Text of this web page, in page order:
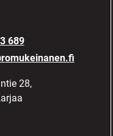
689
28,